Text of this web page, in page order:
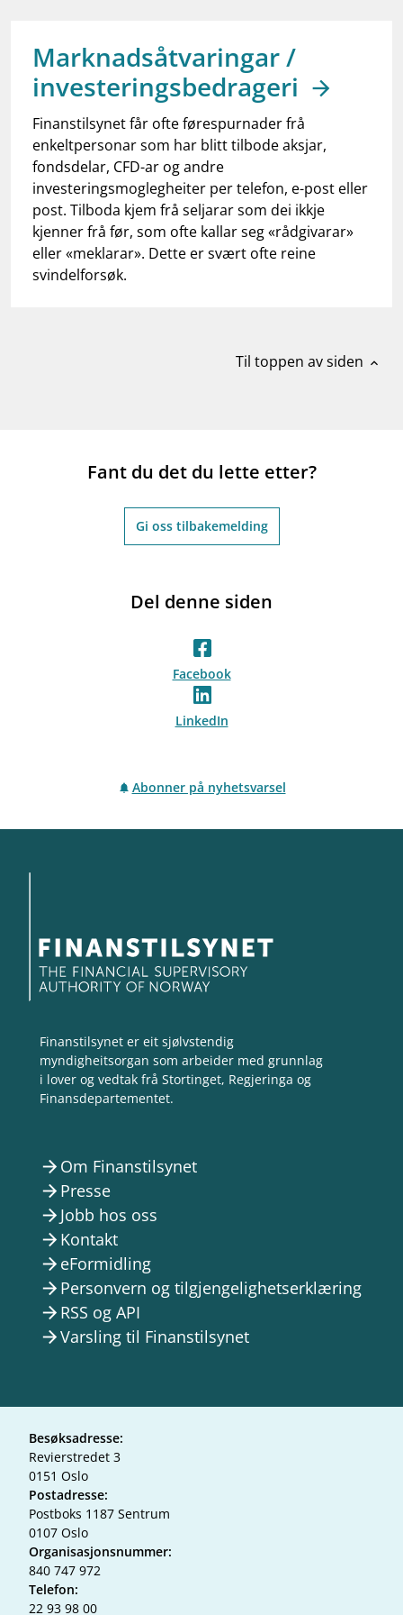
dashboardInformasjon for investorer
notifications_noneAbonner på nyhetsvarsel
Marknadsåtvaringar /
investeringsbedrageri
Finanstilsynet får ofte førespurnader frå
enkeltpersonar som har blitt tilbode aksjar,
fondsdelar, CFD-ar og andre
investeringsmoglegheiter per telefon, e-post eller
post. Tilboda kjem frå seljarar som dei ikkje
kjenner frå før, som ofte kallar seg «rådgivarar»
eller «meklarar». Dette er svært ofte reine
svindelforsøk.
Til toppen av siden expand_less
Fant du det du lette etter?
Gi oss tilbakemelding
Del denne siden
Facebook
LinkedIn
Abonner på nyhetsvarsel
Finanstilsynet er eit sjølvstendig
myndigheitsorgan som arbeider med grunnlag
i lover og vedtak frå Stortinget, Regjeringa og
Finansdepartementet.
arrow_forward Om Finanstilsynet
arrow_forward Presse
arrow_forward Jobb hos oss
arrow_forward Kontakt
arrow_forward eFormidling
arrow_forward Personvern og tilgjengelighetserklæring
arrow_forward RSS og API
arrow_forwardVarsling til Finanstilsynet
Besøksadresse:
Revierstredet 3
0151 Oslo
Postadresse:
Postboks 1187 Sentrum
0107 Oslo
Organisasjonsnummer:
840 747 972
Telefon:
22 93 98 00